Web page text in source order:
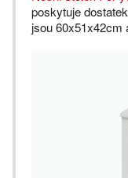
poskytuje
jsou 60x51x42cm